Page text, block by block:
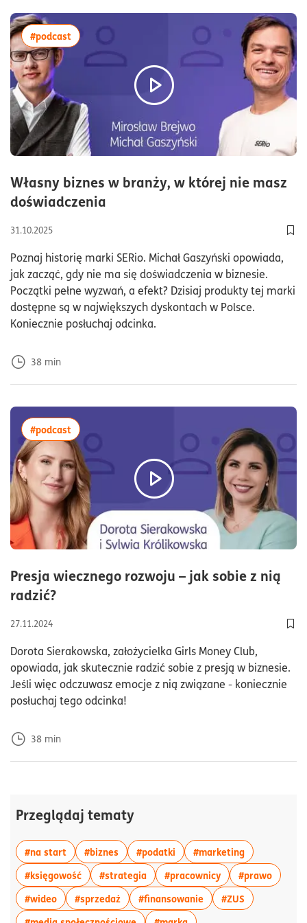
Własny biznes w branży, w której nie masz
doświadczenia
31.10.2025
Poznaj historię marki SERio. Michał Gaszyński opowiada,
jak zacząć, gdy nie ma się doświadczenia w biznesie.
Początki pełne wyzwań, a efekt? Dzisiaj produkty tej marki
dostępne są w największych dyskontach w Polsce.
Koniecznie posłuchaj odcinka.
38 min
#podcastwięcej artykułów z tagiem:#podcast
Presja wiecznego rozwoju – jak sobie z nią
radzić?czas czytania38minuty
27.11.2024
Dorota Sierakowska, założycielka Girls Money Club,
opowiada, jak skutecznie radzić sobie z presją w biznesie.
Jeśli więc odczuwasz emocje z nią związane - koniecznie
posłuchaj tego odcinka!
38 min
#podcastwięcej artykułów z tagiem:#podcast
Przeglądaj tematy
#na startwięcej artykułów z tagiem:#na start
#bizneswięcej artykułów z tagiem:#biznes
#podatki więcej artykułów z
#marketingwięcej
#księgowośćwięcej artykułów z tagiem:#księgowość
#strategiawięcej artykułów z
#pracownicywięcej artykułów
#prawowięcej
#wideowięcej artykułów z tagiem:#wideo
#sprzedażwięcej artykułów z tagiem:#sprzedaż
#finansowaniewięcej artykułów z
#ZUS więcej